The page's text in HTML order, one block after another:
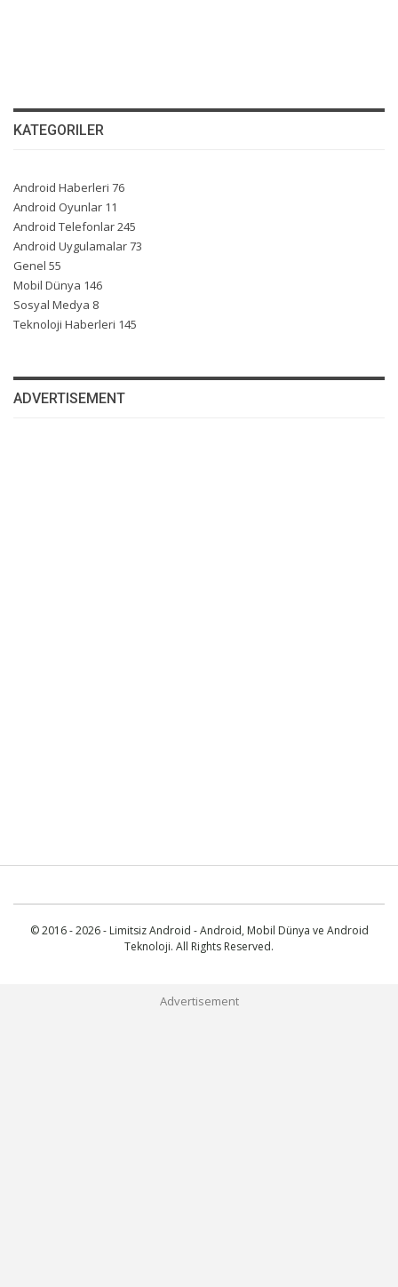
KATEGORILER
Android Haberleri 76
Android Oyunlar 11
Android Telefonlar245
Android Uygulamalar73
Genel 55
Mobil Dünya 146
Sosyal Medya 8
Teknoloji Haberleri 145
ADVERTISEMENT
© 2016 - 2026 - Limitsiz Android - Android, Mobil Dünya ve Android
Teknoloji. All Rights Reserved.
Advertisement